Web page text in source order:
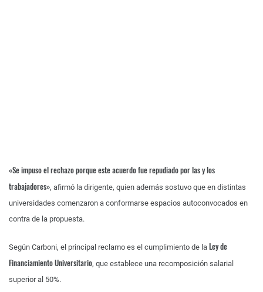
«Se impuso el rechazo porque este acuerdo fue repudiado por las y los
trabajadores», afirmó la dirigente, quien además sostuvo que en distintas
universidades comenzaron a conformarse espacios autoconvocados en
contra de la propuesta.
Según Carboni, el principal reclamo es el cumplimiento de la Ley de
Financiamiento Universitario, que establece una recomposición salarial
superior al 50%.